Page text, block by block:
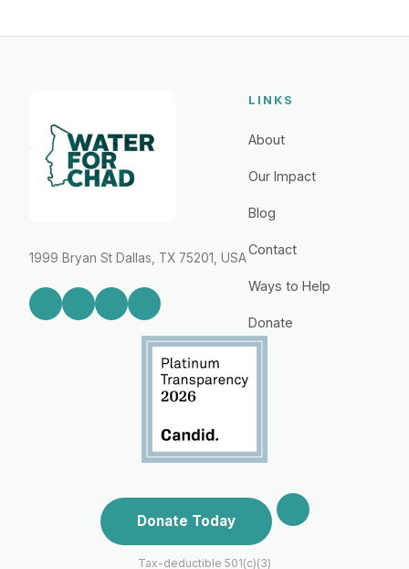
1999 Bryan St Dallas, TX 75201, USA
LINKS
About
Our Impact
Blog
Contact
Ways to Help
Donate
Donate Today
Tax-deductible 501(c)(3)